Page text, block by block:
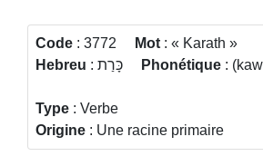
Code : 3772 Mot :
Karath
Hebreu
Phonétique :
Type : Verbe
Origine : Une racine primaire